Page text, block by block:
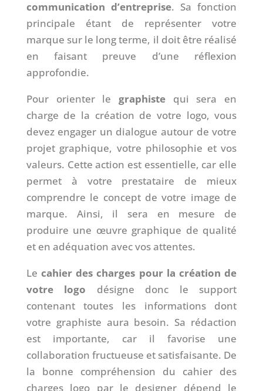
communication d’entreprise. Sa fonction
principale étant de représenter votre
marque sur le long terme, il doit être réalisé
en faisant preuve d’une réflexion
approfondie.
Pour orienter le graphiste qui sera en
charge de la création de votre logo, vous
devez engager un dialogue autour de votre
projet graphique, votre philosophie et vos
valeurs. Cette action est essentielle, car elle
permet à votre prestataire de mieux
comprendre le concept de votre image de
marque. Ainsi, il sera en mesure de
produire une œuvre graphique de qualité
et en adéquation avec vos attentes.
Le cahier des charges pour la création de
votre logo désigne donc le support
contenant toutes les informations dont
votre graphiste aura besoin. Sa rédaction
est importante, car il favorise une
collaboration fructueuse et satisfaisante. De
la bonne compréhension du cahier des
charges logo par le designer dépend le